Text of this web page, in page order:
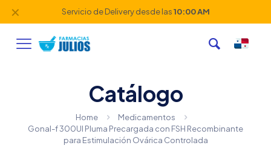
Servicio de Delivery desde las10:00 AM
✕
Catálogo
Home
Medicamentos
Gonal-f 300UI Pluma Precargada con FSH Recombinante
para Estimulación Ovárica Controlada